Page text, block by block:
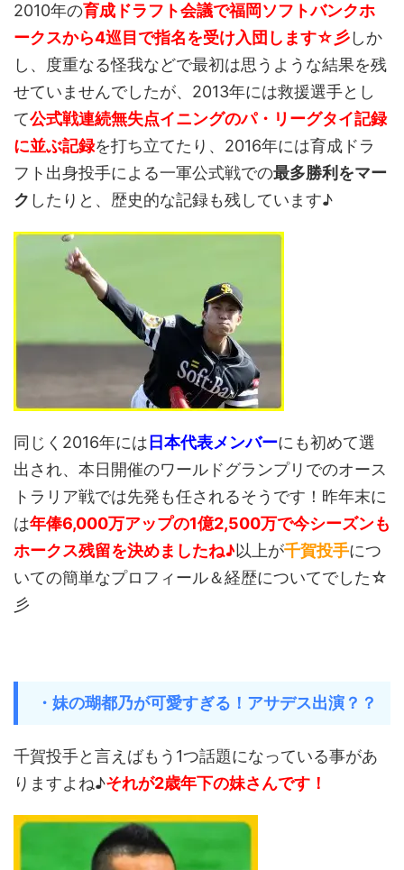
2010年の育成ドラフト会議で福岡ソフトバンクホ
ークスから4巡目で指名を受け入団します☆彡しか
し、度重なる怪我などで最初は思うような結果を残
せていませんでしたが、2013年には救援選手とし
て公式戦連続無失点イニングのパ・リーグタイ記録
に並ぶ記録を打ち立てたり、2016年には育成ドラ
フト出身投手による一軍公式戦での最多勝利をマー
ク したりと、歴史的な記録も残しています♪
同じく2016年には 日本代表メンバーにも初めて選
出され、本日開催のワールドグランプリでのオース
トラリア戦では先発も任されるそうです！昨年末に
は年俸6,000万アップの1億2,500万で今シーズンも
ホークス残留を決めましたね♪以上が千賀投手につ
いての簡単なプロフィール＆経歴についてでした☆
彡
・妹の瑚都乃が可愛すぎる！アサデス出演？？
千賀投手と言えばもう1つ話題になっている事があ
りますよね♪それが2歳年下の妹さんです！